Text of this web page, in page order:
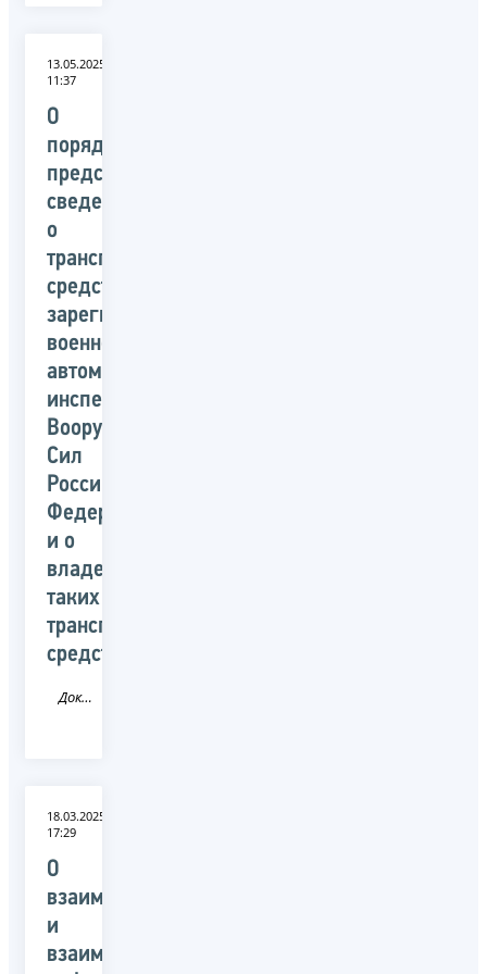
13.05.2025
11:37
О
порядке
представления
сведений
о
транспортных
средствах,
зарегистрированных
военной
автомобильной
инспекцией
Вооруженных
Сил
Российской
Федерации,
и о
владельцах
таких
транспортных
средств
Документ
18.03.2025
17:29
О
взаимодействии
и
взаимном